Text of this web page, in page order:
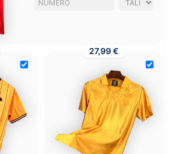
27,99 €